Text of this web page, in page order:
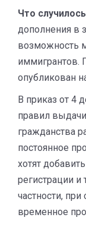
Что
дополнения в
возможность
иммигрантов.
опубликован
В приказ от 4
правил
гражданства
постоянное
хотят
регистрации и
частности,
временное